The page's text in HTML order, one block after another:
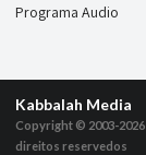
Programa Audio
Kabbalah Media
Copyright © 2003-2026
direitos reservedos